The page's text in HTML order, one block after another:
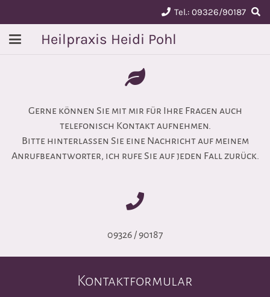
Tel.: 09326/90187
Heilpraxis Heidi Pohl
Gerne können Sie mit mir für Ihre Fragen auch
telefonisch Kontakt aufnehmen.
Bitte hinterlassen Sie eine Nachricht auf meinem
Anrufbeantworter, ich rufe Sie auf jeden Fall zurück.
09326 / 90187
Kontaktformular